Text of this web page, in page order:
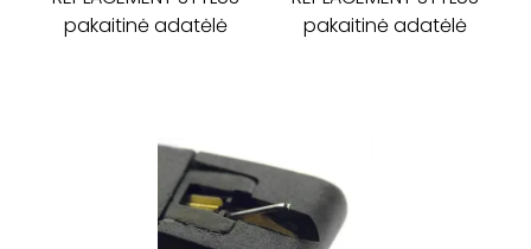
pakaitinė adatėlė
pakaitinė adatėlė